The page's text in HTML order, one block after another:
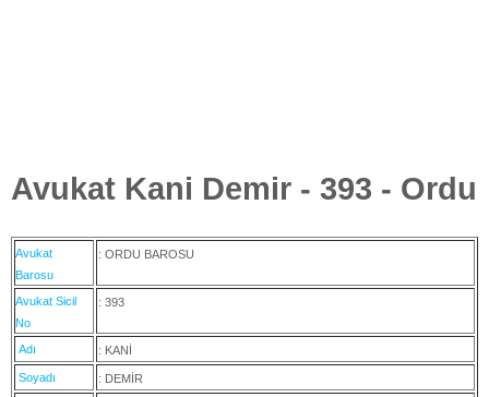
Avukat Kani Demir - 393 - Ordu
Avukat
Barosu
: ORDU BAROSU
Avukat Sicil
No
: 393
Adı : KANİ
Soyadı : DEMİR